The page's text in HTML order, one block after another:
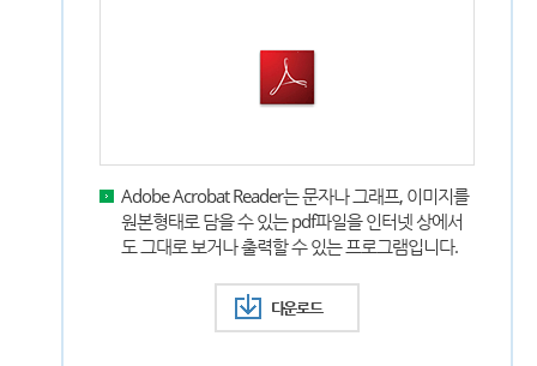
Adobe Acrobat Reader는 문자나 그래프, 이미지를
원본형태로 담을 수 있는 pdf파일을 인터넷 상에서
도 그대로 보거나 출력할 수 있는 프로그램입니다.
다운로드